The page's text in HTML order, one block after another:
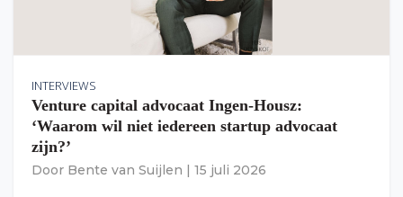
INTERVIEWS
Venture capital advocaat Ingen-Housz:
‘Waarom wil niet iedereen startup advocaat
zijn?’
Door Bente van Suijlen 15 juli 2026